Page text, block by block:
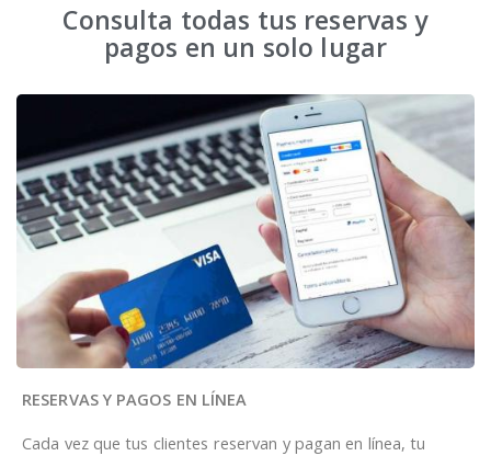
Consulta todas tus reservas y
pagos en un solo lugar
RESERVAS Y PAGOS EN LÍNEA
Cada vez que tus clientes reservan y pagan en línea, tu